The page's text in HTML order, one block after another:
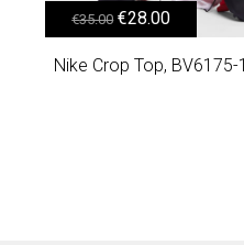
€35.00 Original price was: €35.00.
€28.00Η τρέχουσα τιμή είναι: €28.00.
Nike Crop Top, BV6175-